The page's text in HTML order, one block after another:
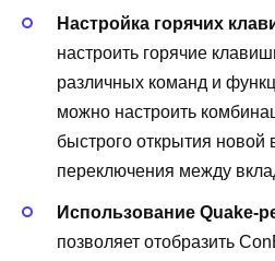
Настройка горячих
настроить горячие
различных команд и
можно настроить
быстрого открытия новой
переключения между
Использование Quake-
позволяет отобразить